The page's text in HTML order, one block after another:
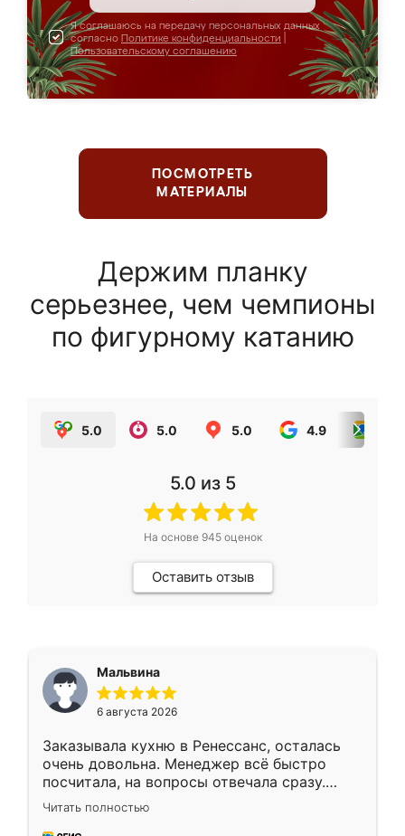
Я соглашаюсь на передачу персональных данных
согласно Политике конфиденциальности
Пользовательскому соглашению
ПОСМОТРЕТЬ
МАТЕРИАЛЫ
Держим планку
серьезнее, чем чемпионы
по фигурному катанию
5.0 5.0 5.0 4.9
5.0 из 5
На основе 945оценок
Оставить отзыв
Мальвина
6 августа 2026
Заказывала кухню в Ренессанс, осталась
очень довольна. Менеджер всё быстро
посчитала, на вопросы отвечала сразу.
Замерщик приехал в субботу, подошёл к
делу со всей ответственностью. Собрали
Читать полностью